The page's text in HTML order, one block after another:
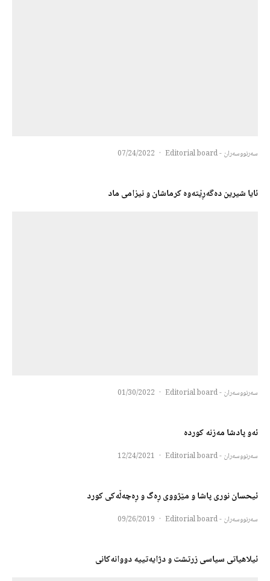
سەرنووسەران - Editorial board ·
07/24/2022
ئایا شیرین دەگەڕێتەوە کرماشان و نیزامی ماد
سەرنووسەران - Editorial board ·
01/30/2022
ئەو پادشا مەزنە کوردە
سەرنووسەران - Editorial board ·
12/24/2021
ئیحسان نوری پاشا و مێژووی ڕەگ و ڕەچەڵەکی کورد
سەرنووسەران - Editorial board ·
09/26/2019
ئیلاهیاتی سیاسی زرتشت و دژایەتییە دووانەکانی